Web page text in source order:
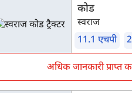
कोड
स्वराज
11.1 एचपी
अधिक जानकारी प्राप्त